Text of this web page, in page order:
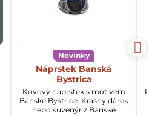
Novinky
Náprstek Banská
Bystrica
Kovový náprstek s motivem
Banské Bystrice. Krásný dárek
nebo suvenýr z Banské